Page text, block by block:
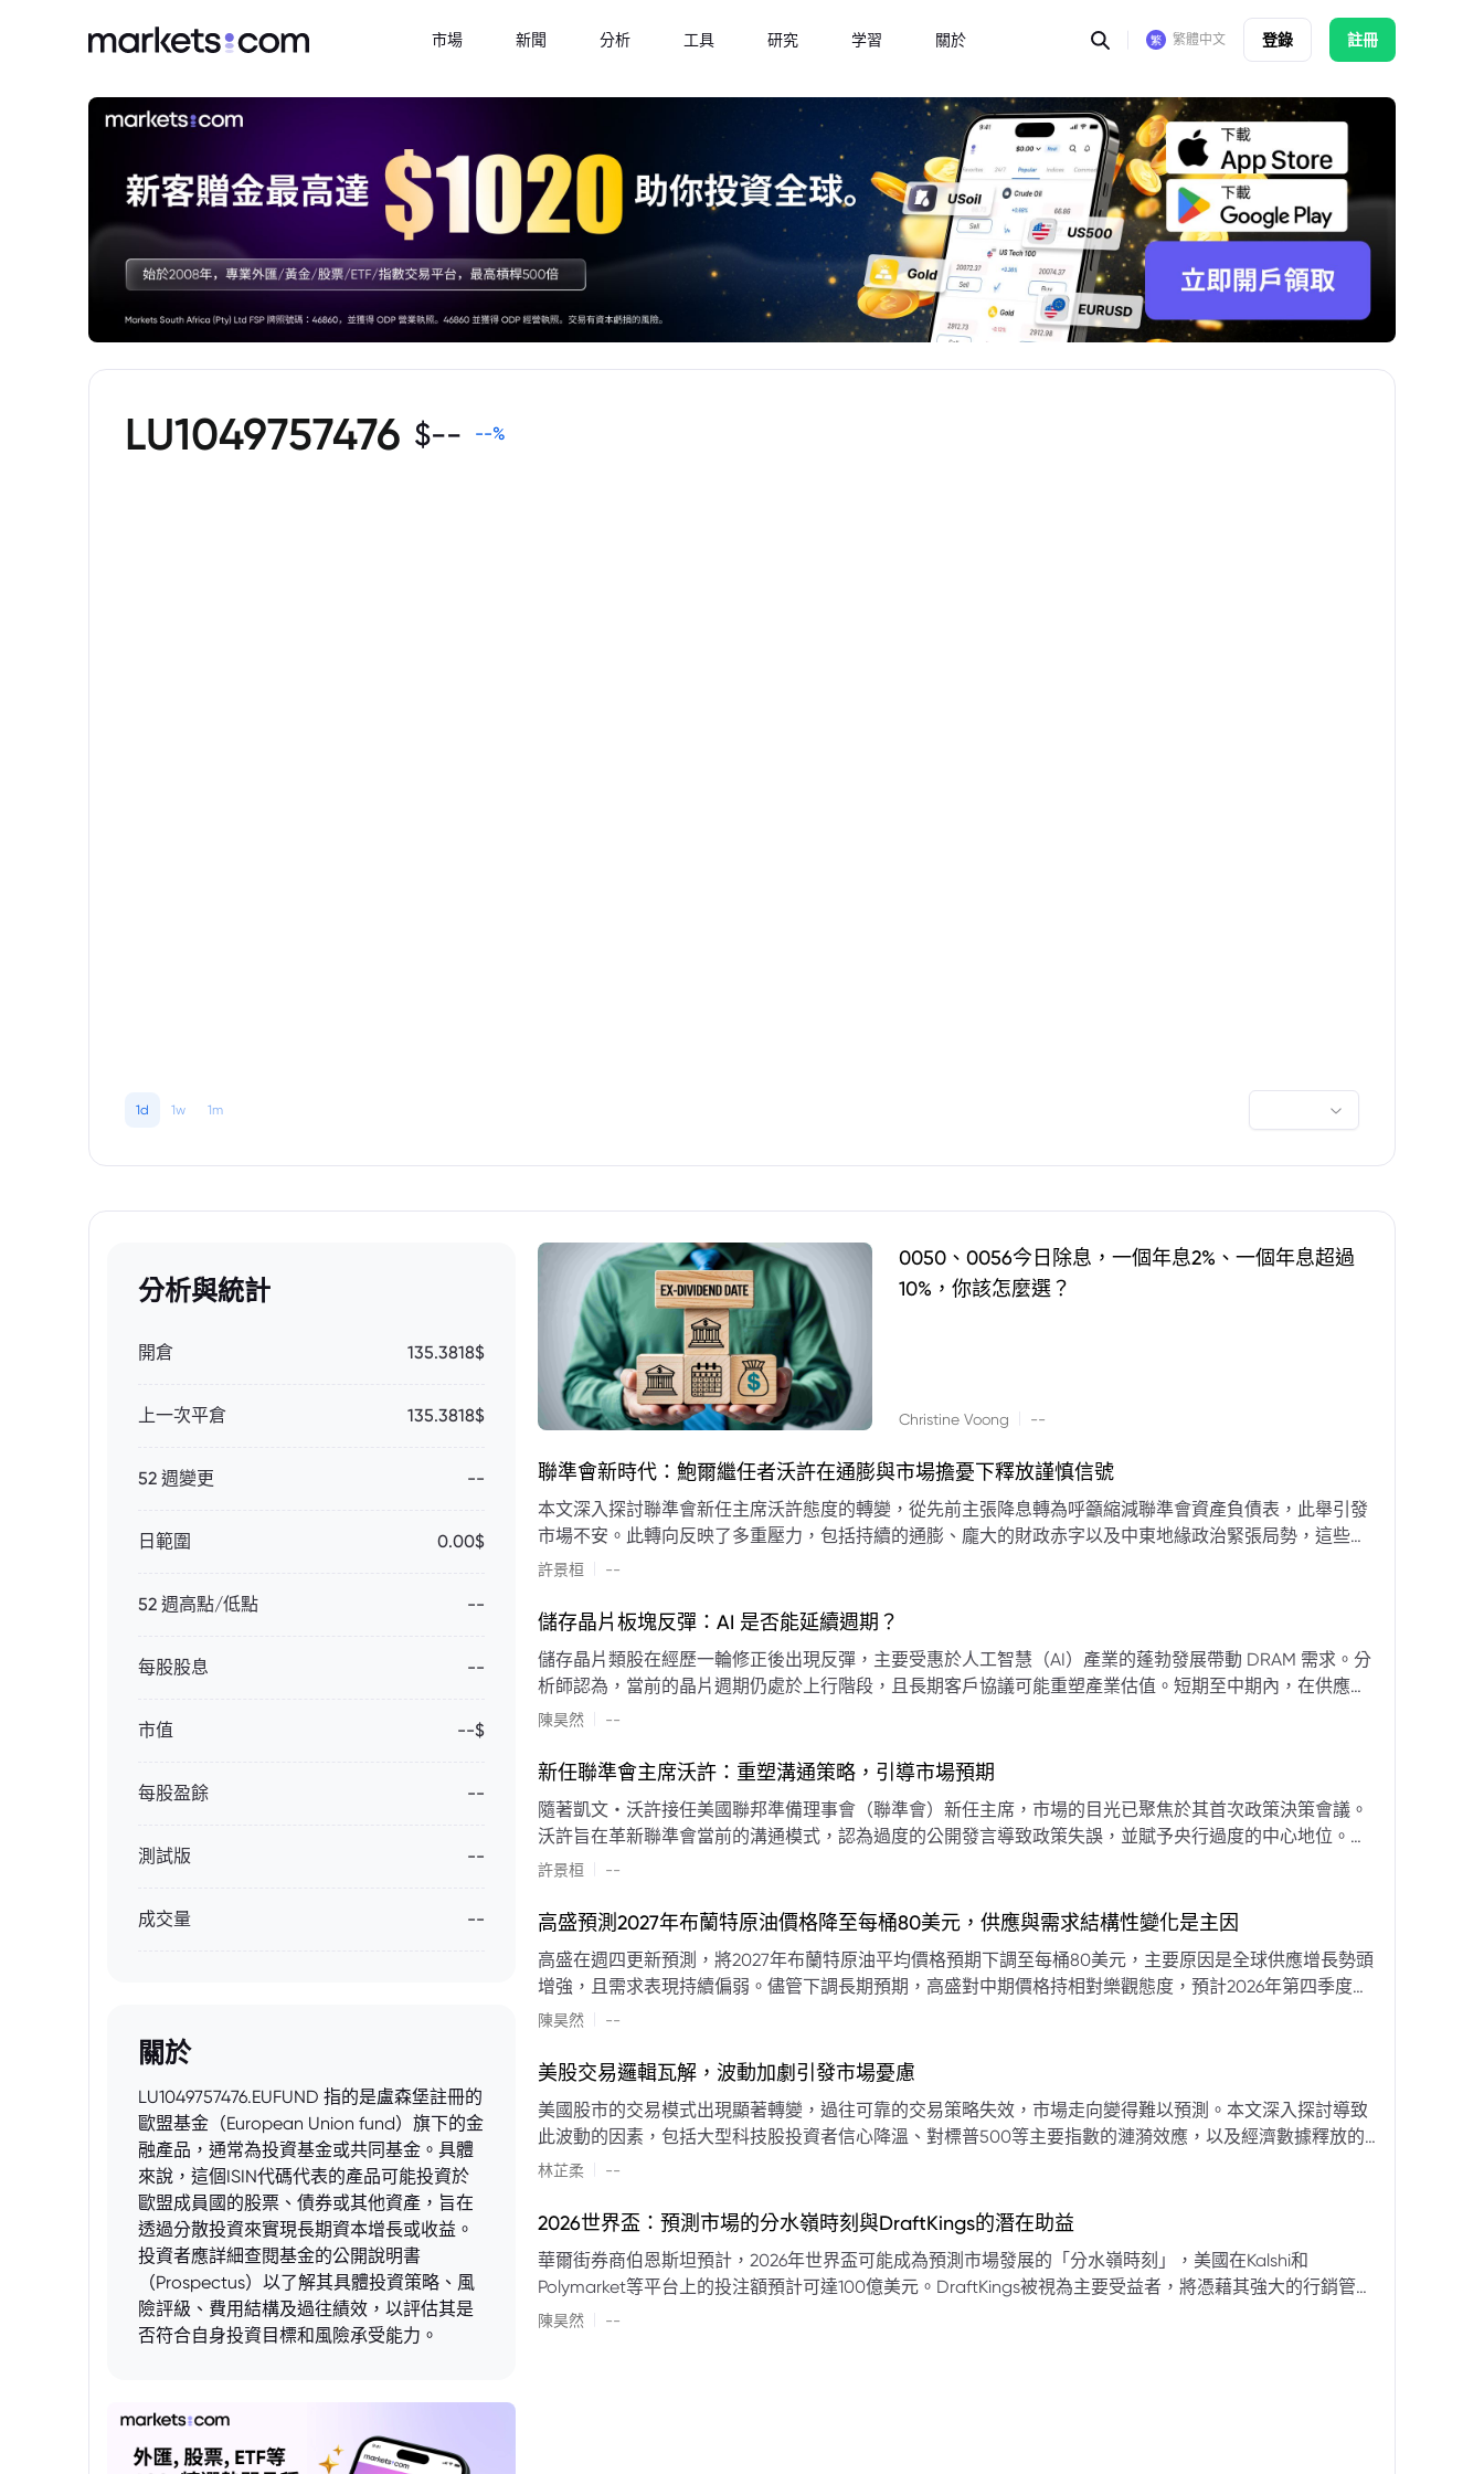
市場 新聞 分析 工具 研究 学習 關於 繁體中文 登錄 註冊
LU1049757476 $-- --%
1d 1w 1m
分析與統計
開倉 135.3818$
上一次平倉 135.3818$
52 週變更 --
日範圍 0.00$
52 週高點/低點 --
每股股息 --
市值 --$
每股盈餘 --
測試版 --
成交量 --
關於
LU1049757476.EUFUND 指的是盧森堡註冊的
歐盟基金（European Union fund）旗下的金
融產品，通常為投資基金或共同基金。具體
來說，這個ISIN代碼代表的產品可能投資於
歐盟成員國的股票、債券或其他資產，旨在
透過分散投資來實現長期資本增長或收益。
投資者應詳細查閱基金的公開說明書
（Prospectus）以了解其具體投資策略、風
險評級、費用結構及過往績效，以評估其是
否符合自身投資目標和風險承受能力。
0050、0056今日除息，一個年息2%、一個年息超過
10%，你該怎麼選？
Christine Voong --
聯準會新時代：鮑爾繼任者沃許在通膨與市場擔憂下釋放謹慎信號
本文深入探討聯準會新任主席沃許態度的轉變，從先前主張降息轉為呼籲縮減聯準會資產負債表，此舉引發
市場不安。此轉向反映了多重壓力，包括持續的通膨、龐大的財政赤字以及中東地緣政治緊張局勢，這些因
素限制了聯準會實施降息或激進縮減資產負債表的空間。專家預計將進入政策觀望期，重點將放在維持較高
許景桓 --
儲存晶片板塊反彈：AI 是否能延續週期？
儲存晶片類股在經歷一輪修正後出現反彈，主要受惠於人工智慧（AI）產業的蓬勃發展帶動 DRAM 需求。分
析師認為，當前的晶片週期仍處於上行階段，且長期客戶協議可能重塑產業估值。短期至中期內，在供應受
限的支撐下，價格預期將持續走高。
陳昊然 --
新任聯準會主席沃許：重塑溝通策略，引導市場預期
隨著凱文・沃許接任美國聯邦準備理事會（聯準會）新任主席，市場的目光已聚焦於其首次政策決策會議。
沃許旨在革新聯準會當前的溝通模式，認為過度的公開發言導致政策失誤，並賦予央行過度的中心地位。他
計畫重塑政策預期的發布方式及其頻率，目標是減少對預期市場信號的依賴，並強化對經濟基本面的關注。
許景桓 --
高盛預測2027年布蘭特原油價格降至每桶80美元，供應與需求結構性變化是主因
高盛在週四更新預測，將2027年布蘭特原油平均價格預期下調至每桶80美元，主要原因是全球供應增長勢頭
增強，且需求表現持續偏弱。儘管下調長期預期，高盛對中期價格持相對樂觀態度，預計2026年第四季度布
蘭特原油均價為每桶90美元。該行認為，美國、巴西、圭亞那、委內瑞拉及阿聯酋的產量提升，加上需求端
其影響低於預期，二季度的全球供應缺口（每日500萬至600萬桶）因需求疲軟和市場已存在的供過於求而
口受阻持續，2026年底油價可能升至每桶110美元以上，極端情況下2027年甚至可能觸及140美元。相對地，
若供應快速恢復且需求進一步走弱，2026年底油價可能回落至每桶70美元左右，2027年則可能降至每桶60
美元。
陳昊然 --
美股交易邏輯瓦解，波動加劇引發市場憂慮
美國股市的交易模式出現顯著轉變，過往可靠的交易策略失效，市場走向變得難以預測。本文深入探討導致
此波動的因素，包括大型科技股投資者信心降溫、對標普500等主要指數的漣漪效應，以及經濟數據釋放的
矛盾信號。專家意見顯示，雙向交易與市場震盪加劇將成為新常態。重點摘要包括：先前「逢低買入」策略
點：** * **交易邏輯轉變：** 順勢做多的市場邏輯已瓦解，市場走向變得難以預測。 * **科技股信心減弱：**
現顯著的單日反轉幅度，整體市場穩定性大幅下降。 * **經濟數據拉扯：** 經濟數據表現出韌性與聯準會緊
縮貨幣政策預期升溫之間形成拉扯，加劇市場不確定性。 * **專家預期：** 預計將持續出現板塊輪動與風格
切換，投資者意見分歧程度處於極高水平。 * **聚焦聯準會：** 聯準會的利率決議及後續記者會，被視為短
林芷柔 --
2026世界盃：預測市場的分水嶺時刻與DraftKings的潛在助益
華爾街券商伯恩斯坦預計，2026年世界盃可能成為預測市場發展的「分水嶺時刻」，美國在Kalshi和
Polymarket等平台上的投注額預計可達100億美元。DraftKings被視為主要受益者，將憑藉其強大的行銷管
道、西班牙語轉播權以及對預測市場業務的拓展，為即將到來的NFL賽季做準備。
陳昊然 --